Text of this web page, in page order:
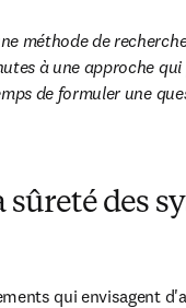
méthode de
à une approche
de formuler une
sûreté des
qui envisagent